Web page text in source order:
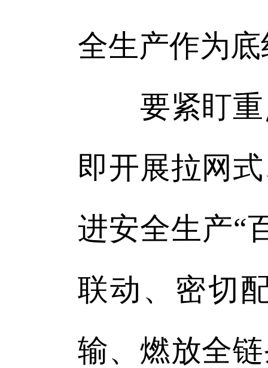
全生产作为
要紧盯重
即开展拉网
进安全生产“
联动、密切
输、燃放全